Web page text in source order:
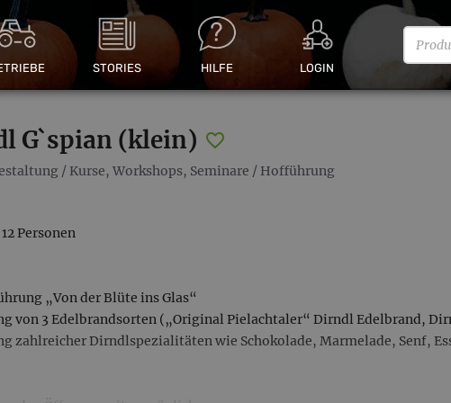
STORIES HILFE LOGIN
G`spian (klein)
/ Kurse, Workshops, Seminare / Hofführung
Personen
„Von der Blüte ins Glas“
von 3 Edelbrandsorten („Original Pielachtaler“ Dirndl Edelbrand,
zahlreicher Dirndlspezialitäten wie Schokolade, Marmelade, Senf,